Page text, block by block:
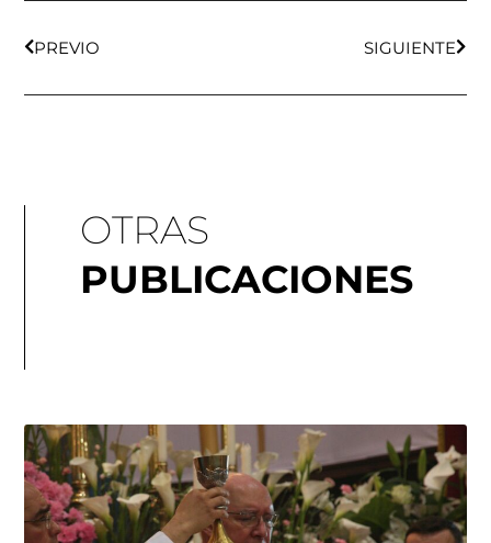
PREVIO SIGUIENTE
OTRAS
PUBLICACIONES